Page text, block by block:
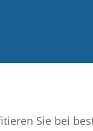
Sie bei